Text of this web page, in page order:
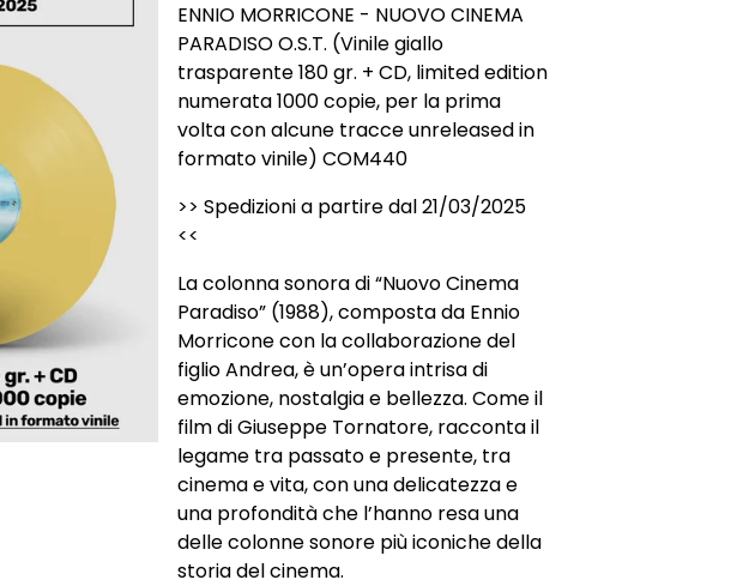
ENNIO MORRICONE - NUOVO CINEMA
PARADISO O.S.T. (Vinile giallo
trasparente 180 gr. + CD, limited edition
numerata 1000 copie, per la prima
volta con alcune tracce unreleased in
formato vinile) COM440
>> Spedizioni a partire dal 21/03/2025
<<
La colonna sonora di “Nuovo Cinema
Paradiso” (1988), composta da Ennio
Morricone con la collaborazione del
figlio Andrea, è un’opera intrisa di
emozione, nostalgia e bellezza. Come il
film di Giuseppe Tornatore, racconta il
legame tra passato e presente, tra
cinema e vita, con una delicatezza e
una profondità che l’hanno resa una
delle colonne sonore più iconiche della
storia del cinema.